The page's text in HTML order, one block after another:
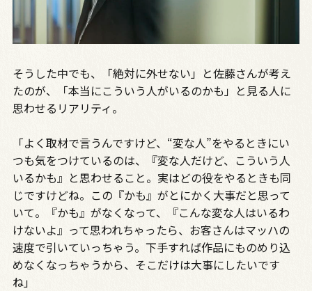
そうした中でも、「絶対に外せない」と佐藤さんが考え
たのが、「本当にこういう人がいるのかも」と見る人に
思わせるリアリティ。
「よく取材で言うんですけど、“変な人”をやるときにい
つも気をつけているのは、『変な人だけど、こういう人
いるかも』と思わせること。実はどの役をやるときも同
じですけどね。この『かも』がとにかく大事だと思って
いて。『かも』がなくなって、『こんな変な人はいるわ
けないよ』って思われちゃったら、お客さんはマッハの
速度で引いていっちゃう。下手すれば作品にものめり込
めなくなっちゃうから、そこだけは大事にしたいです
ね」